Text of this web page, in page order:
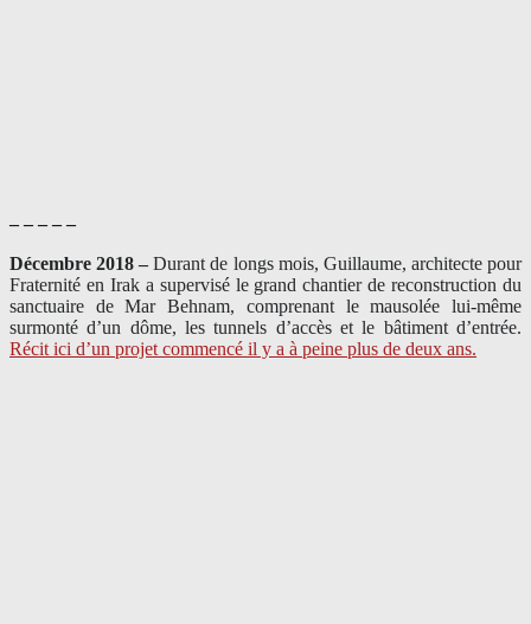
– – – – –
Décembre 2018 –Durant de longs mois, Guillaume, architecte pour
Fraternité en Irak a supervisé le grand chantier de reconstruction du
sanctuaire de Mar Behnam, comprenant le mausolée lui-même
surmonté d’un dôme, les tunnels d’accès et le bâtiment d’entrée.
Récit ici d’un projet commencé il y a à peine plus de deux ans.